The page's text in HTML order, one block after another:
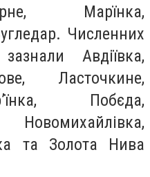
Марїнка,
Численних
Авдіївка,
Ласточкине,
Побєда,
та Золота Нива